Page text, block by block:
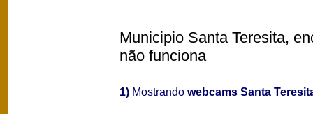
Municipio Santa Teresita,
não funciona
1) Mostrando webcams Santa